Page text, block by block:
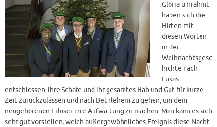
Gloria umrahmt
haben sich die
Hirten mit
diesen Worten
in der
Weihnachtsgesc
hichte nach
Lukas
entschlossen, ihre Schafe und ihr gesamtes Hab und Gut für kurze
Zeit zurückzulassen und nach Bethlehem zu gehen, um dem
neugeborenen Erlöser ihre Aufwartung zu machen. Man kann es sich
sehr gut vorstellen, welch außergewöhnliches Ereignis diese Nacht